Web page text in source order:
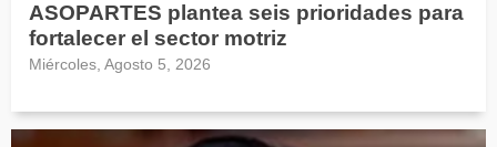
ASOPARTES plantea seis prioridades para
fortalecer el sector motriz
Miércoles, Agosto 5, 2026